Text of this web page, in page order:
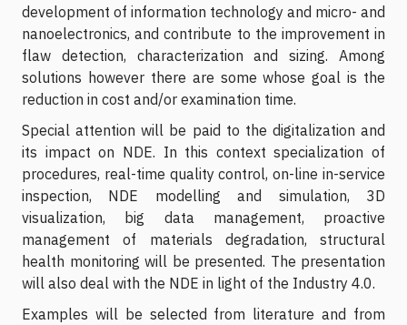
development of information technology and micro- and
nanoelectronics, and contribute to the improvement in
flaw detection, characterization and sizing. Among
solutions however there are some whose goal is the
reduction in cost and/or examination time.
Special attention will be paid to the digitalization and
its impact on NDE. In this context specialization of
procedures, real-time quality control, on-line in-service
inspection, NDE modelling and simulation, 3D
visualization, big data management, proactive
management of materials degradation, structural
health monitoring will be presented. The presentation
will also deal with the NDE in light of the Industry 4.0.
Examples will be selected from literature and from